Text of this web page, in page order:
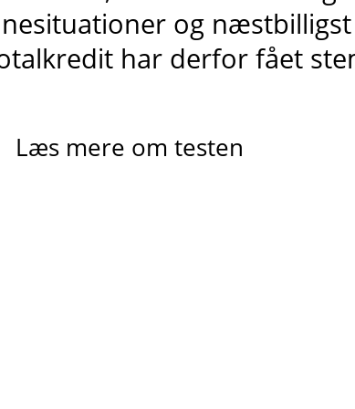
og næstbilligst
har derfor fået
Læs mere om testen